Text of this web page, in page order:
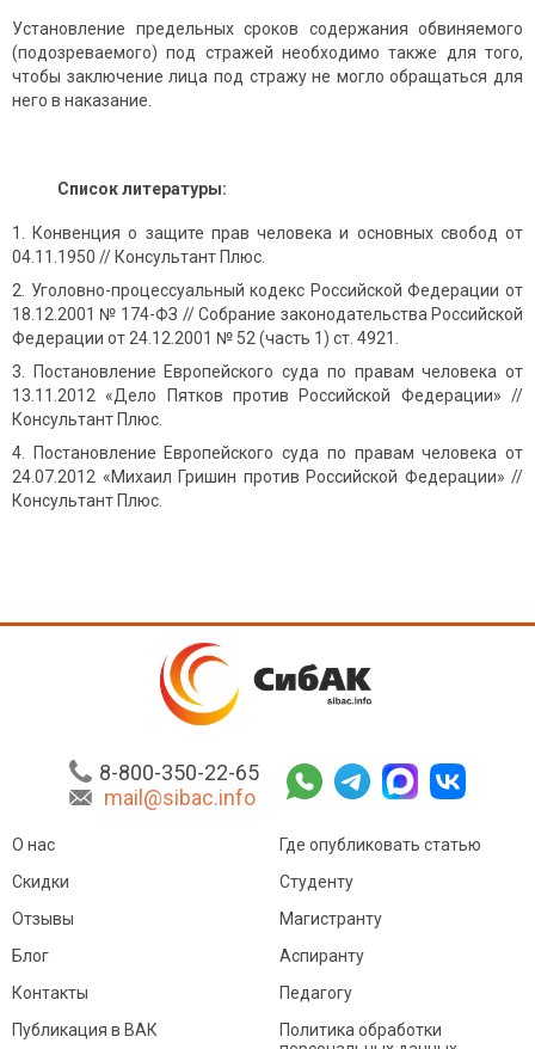
Установление предельных сроков содержания обвиняемого
(подозреваемого) под стражей необходимо также для того,
чтобы заключение лица под стражу не могло обращаться для
него в наказание.
Список литературы:
Конвенция о защите прав человека и основных свобод от
04.11.1950 // Консультант Плюс.
Уголовно-процессуальный кодекс Российской Федерации от
18.12.2001 № 174-ФЗ // Собрание законодательства Российской
Федерации от 24.12.2001 № 52 (часть 1) ст. 4921.
Постановление Европейского суда по правам человека от
13.11.2012 «Дело Пятков против Российской Федерации» //
Консультант Плюс.
Постановление Европейского суда по правам человека от
24.07.2012 «Михаил Гришин против Российской Федерации» //
Консультант Плюс.
8-800-350-22-65
mail@sibac.info
О нас
Скидки
Отзывы
Блог
Контакты
Где опубликовать статью
Студенту
Магистранту
Аспиранту
Педагогу
Публикация в ВАК
Политика обработки